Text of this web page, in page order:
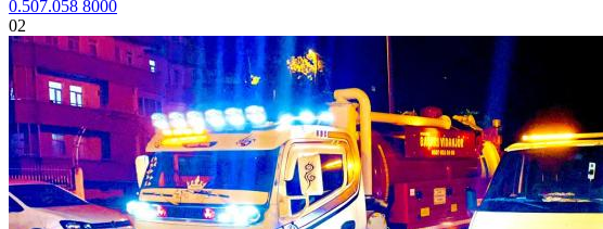
0.507.058 8000
02